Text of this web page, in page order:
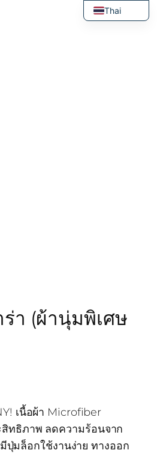
า (ผ้านุ่มพิเศษ
เนื้อผ้า Microfiber
ทธิภาพ ลดความร้อนจาก
ปุ่มล็อกใช้งานง่าย ทางออก
Thai